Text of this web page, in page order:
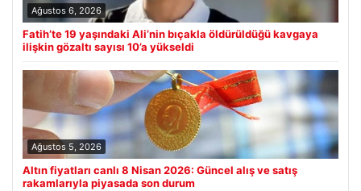
Ağustos 6, 2026
Fatih’te 19 yaşındaki Ali’nin bıçakla öldürüldüğü kavgaya
ilişkin gözaltı sayısı 10’a yükseldi
Ağustos 5, 2026
Altın fiyatları canlı 8 Nisan 2026: Güncel alış ve satış
rakamlarıyla piyasada son durum